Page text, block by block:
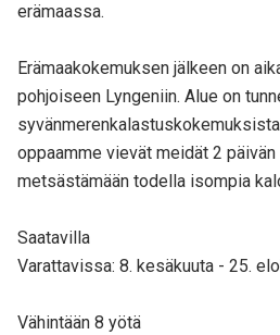
erämaassa.
Erämaakokemuksen jälkeen on
pohjoiseen Lyngeniin. Alue on
oppaamme vievät meidät 2
metsästämään todella isompia
Saatavilla
Varattavissa: 8. kesäkuuta - 25.
Vähintään 8 yötä